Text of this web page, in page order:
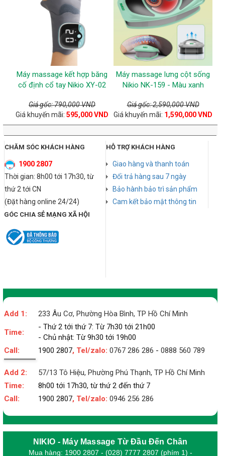
Máy massage kết hợp băng
cố định cổ tay Nikio XY-02
Giá gốc: 790,000 VND
Giá khuyến mãi: 595,000 VND
Máy massage lưng cột sống
Nikio NK-159 - Màu xanh
Giá gốc: 2,590,000 VND
Giá khuyến mãi: 1,590,000 VND
CHĂM SÓC KHÁCH HÀNG
1900 2807
Thời gian: 8h00 tới 17h30, từ
thứ 2 tới CN
(Đặt hàng online 24/24)
HỖ TRỢ KHÁCH HÀNG
Giao hàng và thanh toán
Đổi trả hàng sau 7 ngày
Bảo hành bảo trì sản phẩm
Cam kết bảo mật thông tin
GÓC CHIA SẺ MẠNG XÃ HỘI
Add 1: 233 Âu Cơ, Phường Hòa Bình, TP Hồ Chí Minh
Time:
- Thứ 2 tới thứ 7: Từ 7h30 tới 21h00
- Chủ nhật: Từ 9h30 tới 19h00
Call:
1900 2807, Tel/zalo: 0767 286 286 - 0888 560 789
Add 2:
57/13 Tô Hiệu, Phường Phú Thạnh, TP Hồ Chí Minh
Time:
8h00 tới 17h30, từ thứ 2 đến thứ 7
Call:
1900 2807, Tel/zalo: 0946 256 286
NIKIO - Máy Massage Từ Đầu Đến Chân
Mua hàng: 1900 2807 - (028) 7777 2807 (phím 1) -